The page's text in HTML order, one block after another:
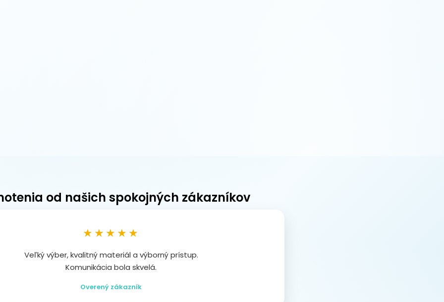
od našich spokojných zákazníkov
★★★★★
Veľký výber, kvalitný materiál a výborný prístup.
Komunikácia bola skvelá.
Overený zákazník